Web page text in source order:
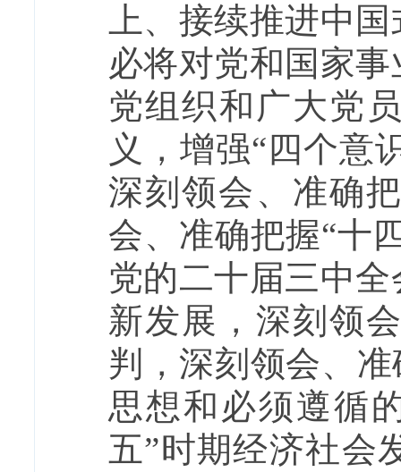
上、接续推进中
必将对党和国家
党组织和广大党
义，增强“四个意
深刻领会、准确
会、准确把握“十
党的二十届三中
新发展，深刻领
判，深刻领会、
思想和必须遵循
五”时期经济社会